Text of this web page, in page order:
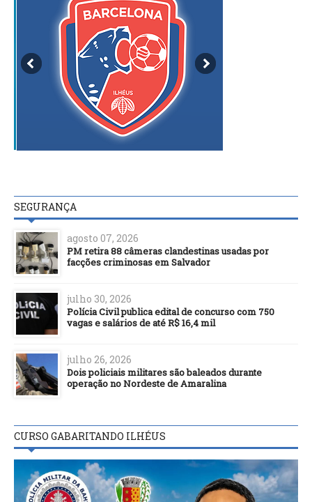
SEGURANÇA
agosto 07, 2026
PM retira 88 câmeras clandestinas usadas por
facções criminosas em Salvador
julho 30, 2026
Polícia Civil publica edital de concurso com 750
vagas e salários de até R$ 16,4 mil
julho 26, 2026
Dois policiais militares são baleados durante
operação no Nordeste de Amaralina
CURSO GABARITANDO ILHÉUS